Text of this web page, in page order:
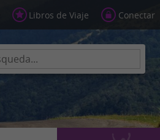
Libros de Viaje Conectar